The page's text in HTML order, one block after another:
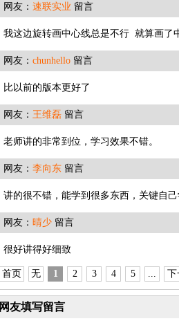
网友： 速联实业 留言
我这边旋转画中心线总是不行 就算画了
网友： chunhello 留言
比以前的版本更好了
网友： 王维磊 留言
老师讲的非常到位，学习效果不错。
网友： 李向东 留言
讲的很不错，能学到很多东西，关键自
网友： 晴少 留言
很好讲得好细致
首页 无 1 2 3 4 5 ... 下
网友填写留言